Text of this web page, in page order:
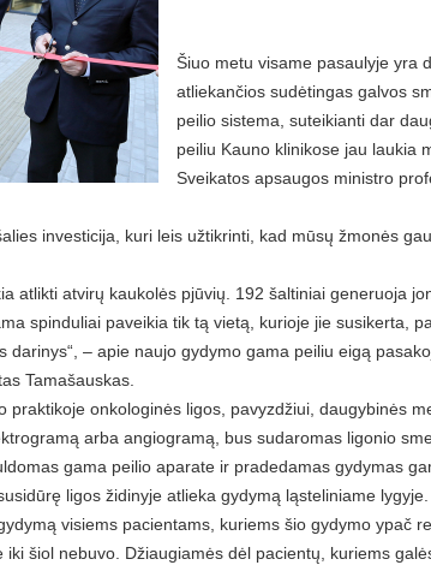
Šiuo metu visame pasaulyje yra
atliekančios sudėtingas galvos
peilio sistema, suteikianti dar
peiliu Kauno klinikose jau laukia
Sveikatos apsaugos ministro
investicija, kuri leis užtikrinti, kad mūsų žmonės
atlikti atvirų kaukolės pjūvių. 192 šaltiniai generuoja
spinduliai paveikia tik tą vietą, kurioje jie susikerta,
darinys“, – apie naujo gydymo gama peiliu eigą
Tamašauskas.
praktikoje onkologinės ligos, pavyzdžiui, daugybinės
arba angiogramą, bus sudaromas ligonio
gama peilio aparate ir pradedamas gydymas
ligos židinyje atlieka gydymą ląsteliniame lygyje.
visiems pacientams, kuriems šio gydymo
šiol nebuvo. Džiaugiamės dėl pacientų, kuriems